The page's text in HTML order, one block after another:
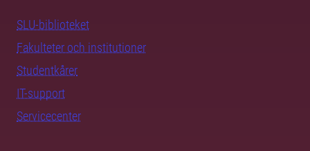
SLU-biblioteket
Fakulteter och institutioner
Studentkårer
IT-support
Servicecenter